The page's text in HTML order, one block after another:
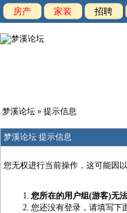
房产 家装 招聘
梦溪论坛 » 提示信息
梦溪论坛 提示信息
您无权进行当前操作，这可能因
您所在的用户组(游客)无法
您还没有登录，请填写下